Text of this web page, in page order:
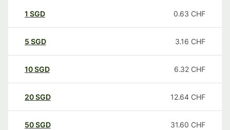
1 SGD 0.63 CHF
5 SGD 3.16 CHF
10SGD 6.32 CHF
20SGD 12.64 CHF
50SGD 31.60 CHF